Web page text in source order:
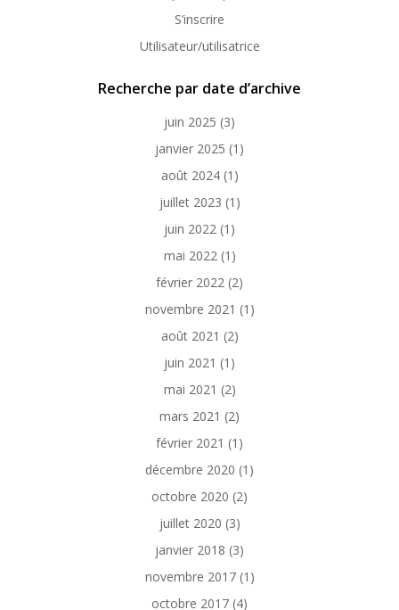
S’inscrire
Utilisateur/utilisatrice
Recherche par date d’archive
juin 2025 (3)
janvier 2025 (1)
août 2024(1)
juillet 2023 (1)
juin 2022 (1)
mai 2022(1)
février 2022 (2)
novembre 2021 (1)
août 2021 (2)
juin 2021 (1)
mai 2021 (2)
mars 2021 (2)
février 2021 (1)
décembre 2020 (1)
octobre 2020 (2)
juillet 2020 (3)
janvier 2018 (3)
novembre 2017(1)
octobre 2017 (4)